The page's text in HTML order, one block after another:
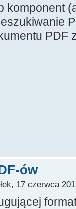
komponent
PDF
ów
17 czerwca